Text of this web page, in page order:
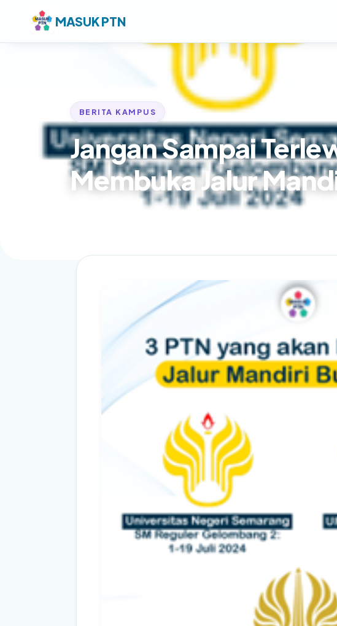
MASUK PTN
BERITA KAMPUS
Jangan Sampai
Membuka Jalur